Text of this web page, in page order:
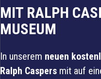
MIT RALPH
MUSEUM
In unserem neuen
Ralph Caspers mit auf